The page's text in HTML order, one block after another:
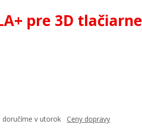
pre 3D tlačiarne
doručíme v utorok Ceny dopravy